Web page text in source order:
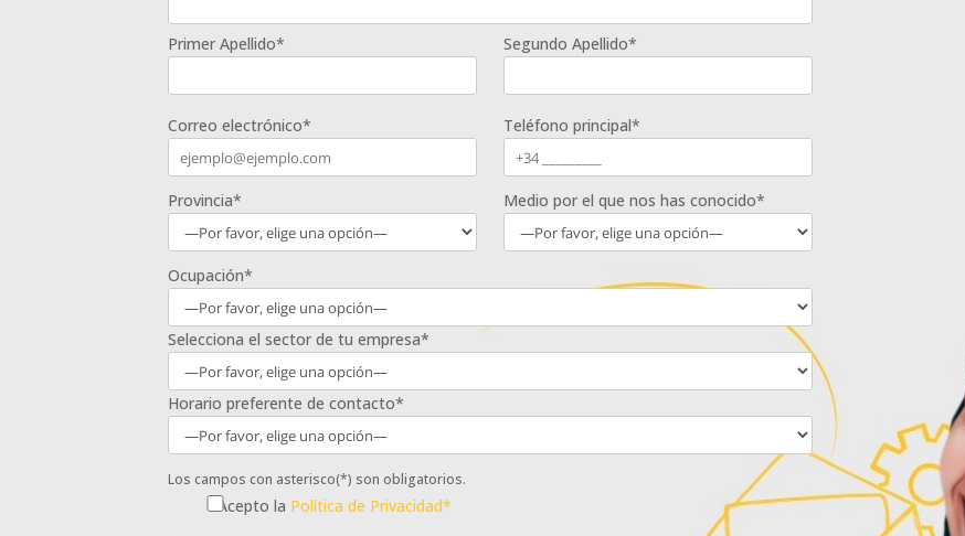
Primer Apellido* Segundo Apellido*
Correo electrónico* Teléfono principal*
Provincia* Medio por el que nos has conocido*
Ocupación*
Selecciona el sector de tu empresa*
Horario preferente de contacto*
Los campos con asterisco(*) son obligatorios.
Acepto la Política de Privacidad*